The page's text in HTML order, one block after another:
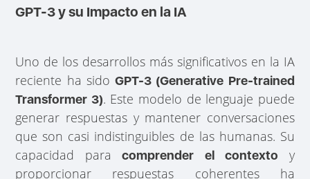
GPT-3 y su Impacto en la IA
Uno de los desarrollos más significativos en la IA
reciente ha sido GPT-3 (Generative Pre-trained
Transformer 3). Este modelo de lenguaje puede
generar respuestas y mantener conversaciones
que son casi indistinguibles de las humanas. Su
capacidad para
comprender el contexto y
proporcionar respuestas coherentes ha